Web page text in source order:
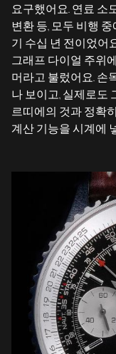
요구했어요. 연료 소
변환 등, 모두 비행
기 수십 년 전이었어
그래프 다이얼 주위
머라고 불렀어요. 손
나 보이고, 실제로도
르띠에의 것과 정확
계산 기능을 시계에